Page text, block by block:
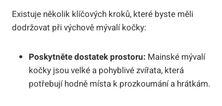
Existuje několik klíčových kroků, které byste měli
dodržovat při výchově mývalí kočky:
Poskytněte dostatek prostoru: Mainské mývalí
kočky jsou velké a pohyblivé zvířata, která
potřebují hodně místa k prozkoumání a hrátkám.